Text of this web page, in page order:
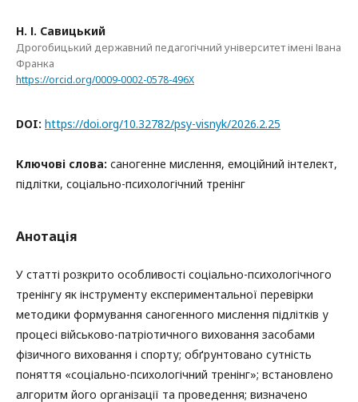
Н. І. Савицький
Дрогобицький державний педагогічний університет імені Івана
Франка
https://orcid.org/0009-0002-0578-496X
DOI: https://doi.org/10.32782/psy-visnyk/2026.2.25
Ключові слова: саногенне мислення, емоційний інтелект,
підлітки, соціально-психологічний тренінг
Анотація
У статті розкрито особливості соціально-психологічного
тренінгу як інструменту експериментальної перевірки
методики формування саногенного мислення підлітків у
процесі військово-патріотичного виховання засобами
фізичного виховання і спорту; обґрунтовано сутність
поняття «соціально-психологічний тренінг»; встановлено
алгоритм його організації та проведення; визначено